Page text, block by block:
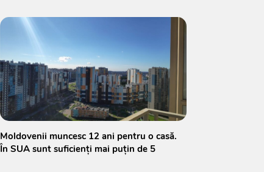
Moldovenii muncesc 12 ani pentru o casă.
În SUA sunt suficienți mai puțin de 5